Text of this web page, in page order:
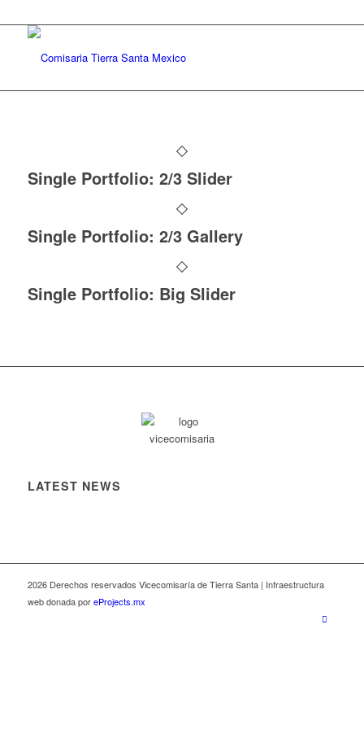
Single Portfolio: 2/3 Slider
Single Portfolio: 2/3 Gallery
Single Portfolio: Big Slider
LATEST NEWS
2026 Derechos reservados Vicecomisaría de Tierra Santa | Infraestructura
web donada poreProjects.mx